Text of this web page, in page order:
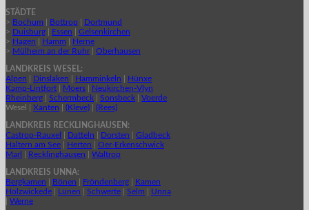
STÄDTE
> Bochum Bottrop
Dortmund
> Duisburg Essen
Gelsenkirchen
> Hagen Hamm
Herne
> Mülheim an der Ruhr| Oberhausen
LANDKREIS WESEL:
Alpen
Dinslaken Hamminkeln
Hünxe
Kamp-Lintfort
Moers
Neukirchen-Vlyn
Rheinberg
Schermbeck Sonsbeck
Voerde
Wesel | Xanten (Kleve) (Rees)
LANDKREIS RECKLINGHAUSEN:
Castrop-Rauxel
Datteln Dorsten
Gladbeck
Haltern am See
Herten
Oer-Erkenschwick
Marl
Recklinghausen Waltrop
LANDKREIS UNNA:
Bergkamen
Bönen Fröndenberg
Kamen
Holzwickede
Lünen Schwerte Selm
Unna
Werne